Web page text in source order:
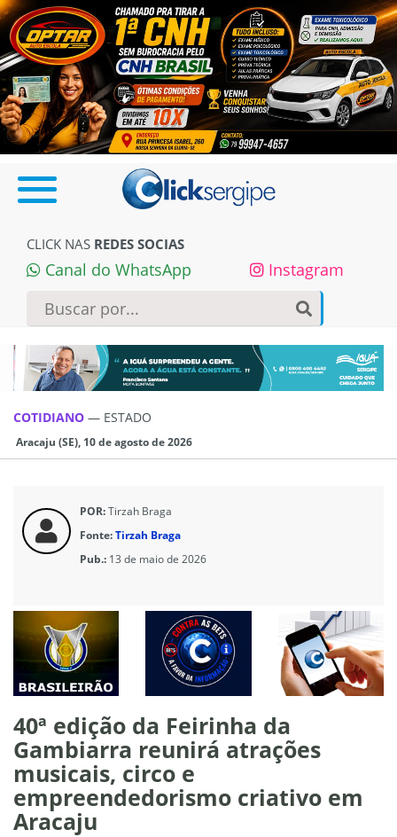
CLICK NAS REDES SOCIAS
Canal do WhatsApp Instagram
COTIDIANO — ESTADO
Aracaju (SE), 10 de agosto de 2026
POR:Tirzah Braga
Fonte:Tirzah Braga
Pub.: 13 de maio de 2026
40ª edição da Feirinha da
Gambiarra reunirá atrações
musicais, circo e
empreendedorismo criativo em
Aracaju